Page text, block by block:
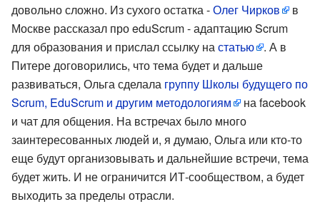
довольно сложно. Из сухого остатка -Олег Чирков
в
Москве рассказал про eduScrum - адаптацию Scrum
для образования и прислал ссылку на статью
. А в
Питере договорились, что тема будет и дальше
развиваться, Ольга сделала группу Школы будущего по
Scrum, EduScrum и другим методологиям
на facebook
и чат для общения. На встречах было много
заинтересованных людей и, я думаю, Ольга или кто-то
еще будут организовывать и дальнейшие встречи, тема
будет жить. И не ограничится ИТ-сообществом, а будет
выходить за пределы отрасли.